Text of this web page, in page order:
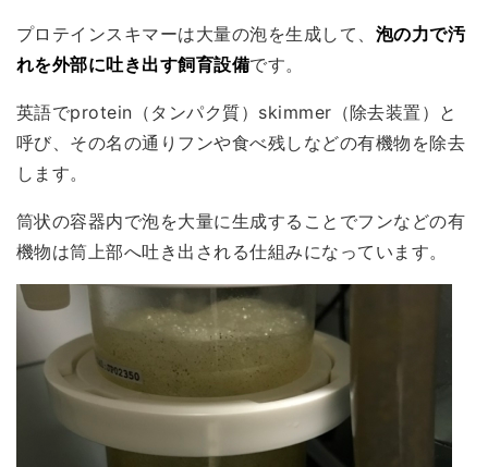
プロテインスキマーは大量の泡を生成して、 泡の力で汚
れを外部に吐き出す飼育設備です。
英語でprotein（タンパク質）skimmer（除去装置）と
呼び、その名の通りフンや食べ残しなどの有機物を除去
します。
筒状の容器内で泡を大量に生成することでフンなどの有
機物は筒上部へ吐き出される仕組みになっています。